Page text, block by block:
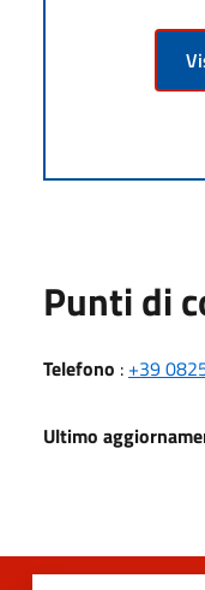
Punti di
Telefono : +39
Ultimo